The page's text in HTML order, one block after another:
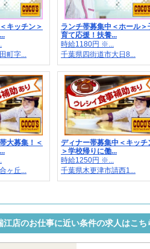
キッチン＞
町字...
ランチ帯募集中＜ホール＞
育て応援！扶養...
時給1180円 ※...
千葉県四街道市大日8...
大募集！＜
ヶ丘...
ディナー帯募集中＜キッチ
＞学校帰りに働...
時給1250円 ※...
千葉県木更津市請西1...
店のお仕事に近い条件の求人はこち